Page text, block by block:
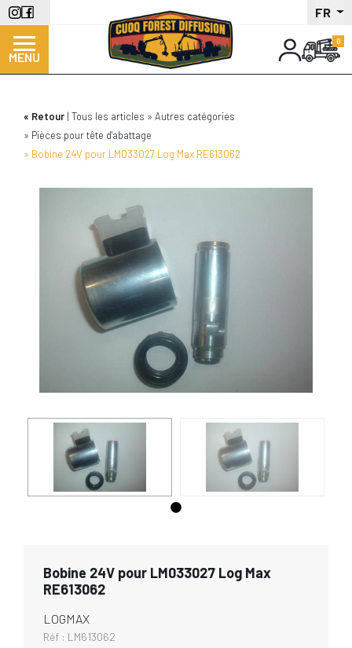
Aller
au
contenu
principal
FR
MENU
Retour Tous les articles
Autres catégories
Pièces pour tête d'abattage
Bobine 24V pour LM033027 Log Max RE613062
Bobine 24V pour LM033027 Log Max
RE613062
LOGMAX
Réf : LM613062